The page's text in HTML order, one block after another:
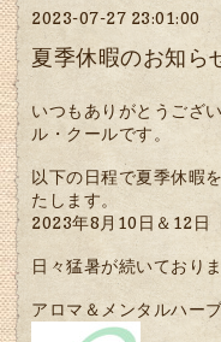
2023-07-27 23:01:00
夏季休暇のお知ら
いつもありがとうござい
ル・クールです。
以下の日程で夏季休暇
たします。
2023年8月10日＆12日
日々猛暑が続いており
アロマ＆メンタルハー